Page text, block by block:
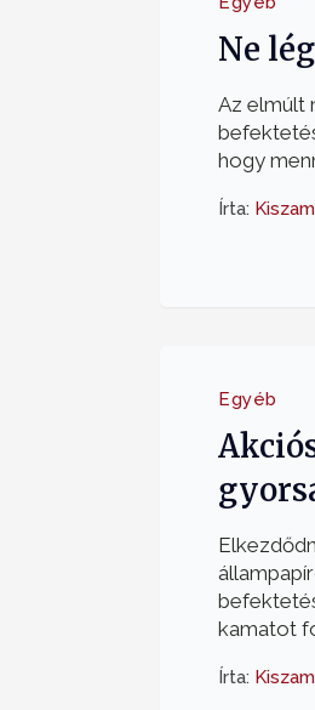
Ne
Az elmúlt
hogy
Írta:
Egyéb
kamatot
Írta: